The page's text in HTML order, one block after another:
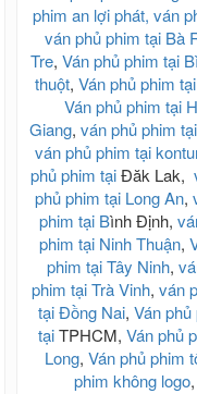
phim an lợi phát, ván
ván phủ phim tại Bà
Tre, Ván phủ phim tại
thuột, Ván phủ phim
Ván phủ phim tại
Giang, ván phủ phim
ván phủ phim tại
phủ phim tạiĐăk Lak,
phủ phim tại Long An,
phim tại Bình Định,
phim tại Ninh Thuận,
phim tại Tây Ninh,
phim tại Trà Vinh, ván
tại Đồng Nai, Ván
tạiTPHCM, Ván phủ
Long, Ván phủ phim
phim không logo,